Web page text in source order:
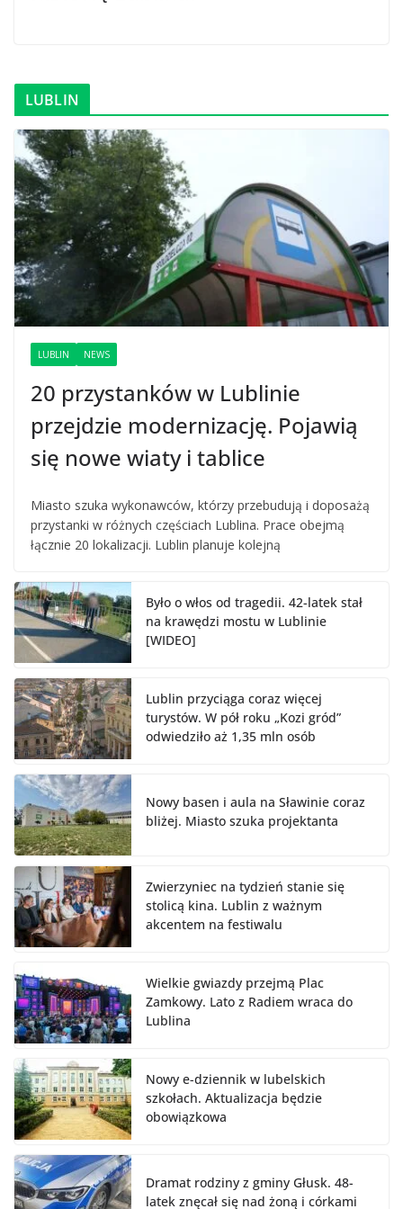
LUBLIN
LUBLIN NEWS
20 przystanków w Lublinie
przejdzie modernizację. Pojawią
się nowe wiaty i tablice
Miasto szuka wykonawców, którzy przebudują i doposażą
przystanki w różnych częściach Lublina. Prace obejmą
łącznie 20 lokalizacji. Lublin planuje kolejną
Było o włos od tragedii. 42-latek stał
na krawędzi mostu w Lublinie
[WIDEO]
Lublin przyciąga coraz więcej
turystów. W pół roku „Kozi gród”
odwiedziło aż 1,35 mln osób
Nowy basen i aula na Sławinie coraz
bliżej. Miasto szuka projektanta
Zwierzyniec na tydzień stanie się
stolicą kina. Lublin z ważnym
akcentem na festiwalu
Wielkie gwiazdy przejmą Plac
Zamkowy. Lato z Radiem wraca do
Lublina
Nowy e-dziennik w lubelskich
szkołach. Aktualizacja będzie
obowiązkowa
Dramat rodziny z gminy Głusk. 48-
latek znęcał się nad żoną i córkami